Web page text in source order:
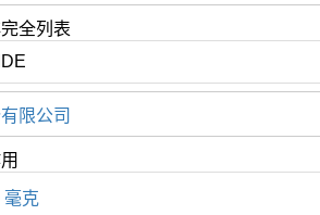
全列表
限公司
毫克